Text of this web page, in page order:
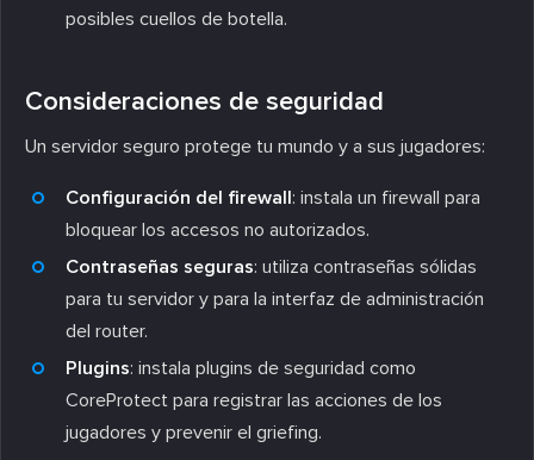
posibles cuellos de botella.
Consideraciones de seguridad
Un servidor seguro protege tu mundo y a sus jugadores:
Configuración del firewall: instala un firewall para
bloquear los accesos no autorizados.
Contraseñas seguras: utiliza contraseñas sólidas
para tu servidor y para la interfaz de administración
del router.
Plugins: instala plugins de seguridad como
CoreProtect para registrar las acciones de los
jugadores y prevenir el griefing.